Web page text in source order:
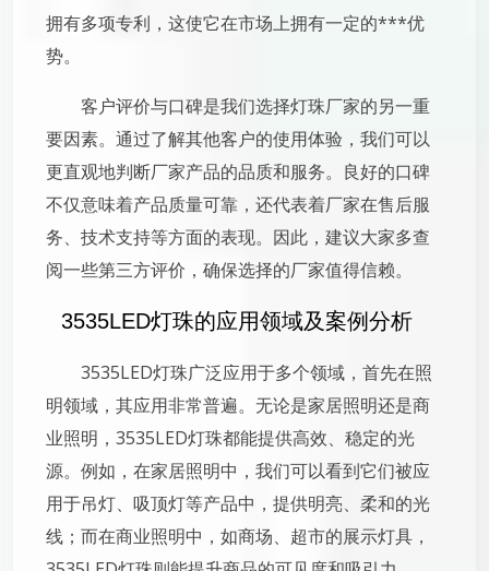
拥有多项专利，这使它在市场上拥有一定的***优
势。
客户评价与口碑是我们选择灯珠厂家的另一重
要因素。通过了解其他客户的使用体验，我们可以
更直观地判断厂家产品的品质和服务。良好的口碑
不仅意味着产品质量可靠，还代表着厂家在售后服
务、技术支持等方面的表现。因此，建议大家多查
阅一些第三方评价，确保选择的厂家值得信赖。
3535LED灯珠的应用领域及案例分析
3535LED灯珠广泛应用于多个领域，首先在照
明领域，其应用非常普遍。无论是家居照明还是商
业照明，3535LED灯珠都能提供高效、稳定的光
源。例如，在家居照明中，我们可以看到它们被应
用于吊灯、吸顶灯等产品中，提供明亮、柔和的光
线；而在商业照明中，如商场、超市的展示灯具，